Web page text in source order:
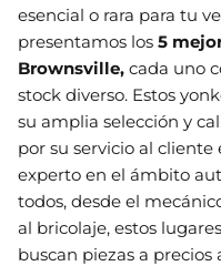
esencial o rara para tu
presentamos los 5
Brownsville, cada uno
stock diverso. Estos
su amplia selección y
por su servicio al
experto en el ámbito
todos, desde el
al bricolaje, estos
buscan piezas a